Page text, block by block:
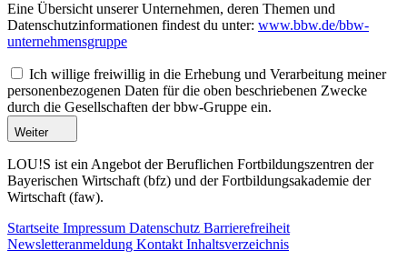
Eine Übersicht unserer Unternehmen, deren Themen und
Datenschutzinformationen findest du unter: www.bbw.de/bbw-
unternehmensgruppe
Ich willige freiwillig in die Erhebung und Verarbeitung meiner
personenbezogenen Daten für die oben beschriebenen Zwecke
durch die Gesellschaften der bbw-Gruppe ein.
Weiter
LOU!S ist ein Angebot der Beruflichen Fortbildungszentren der
Bayerischen Wirtschaft (bfz) und der Fortbildungsakademie der
Wirtschaft (faw).
Startseite Impressum Datenschutz Barrierefreiheit
Newsletteranmeldung Kontakt Inhaltsverzeichnis